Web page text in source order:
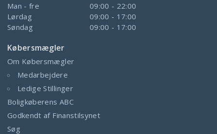
Man - fre
09:00 - 22:00
Lørdag
09:00 - 17:00
Søndag
09:00 - 17:00
Købersmægler
Om Købersmægler
Medarbejdere
Ledige Stillinger
Boligkøberens ABC
Godkendt af Finanstilsynet
Søg